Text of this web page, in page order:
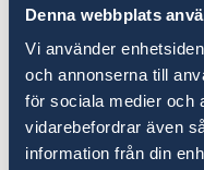
Denna webbplats
Vi använder
och annonserna till
för sociala medier och
vidarebefordrar även
information från din
Övriga upplysningar
Inför resan
Kriser och katastrofer
Så stöttar vi
Vi är en resurs för
Team Sweden
SIM-kort till
köpas billigt emot
Vanligtvis behöver
registrera ditt nya
mobiloperatören.